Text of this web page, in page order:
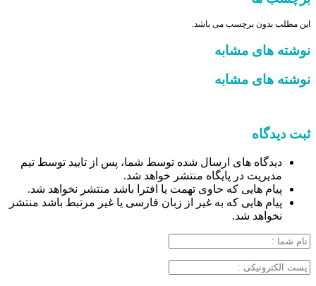
این مطلب بدون برچسب می باشد.
نوشته های مشابه
نوشته های مشابه
ثبت دیدگاه
دیدگاه های ارسال شده توسط شما، پس از تایید توسط تیم
مدیریت در پایگاه منتشر خواهد شد.
پیام هایی که حاوی تهمت یا افترا باشد منتشر نخواهد شد.
پیام هایی که به غیر از زبان فارسی یا غیر مرتبط باشد منتشر
نخواهد شد.